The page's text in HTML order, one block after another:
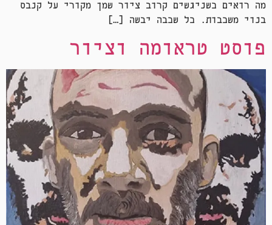
מה רואים כשניגשים קרוב ציור שמן מקורי על קנבס
בנוי משכבות. כל שכבה יבשה […]
פוסט טראומה וציור